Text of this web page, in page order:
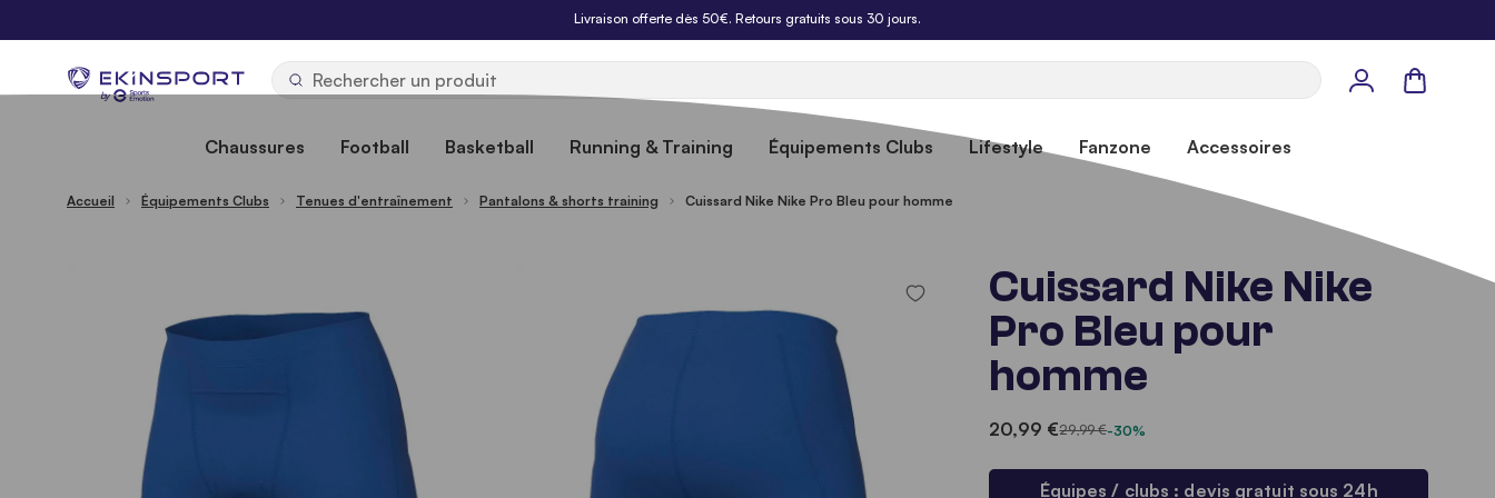
Livraison offerte dès 50€. Retours gratuits sous 30 jours.
by
Panier
Chaussures Football Basketball Running & Training Équipements Clubs Lifestyle Fanzone Accessoires
Accueil Équipements Clubs Tenues d'entraînement Pantalons & shorts training Cuissard Nike Nike Pro Bleu pour homme
Cuissard Nike Nike
Pro Bleu pour
homme
20,99 €29,99 €-30%
Équipes / clubs : devis gratuit sous 24h